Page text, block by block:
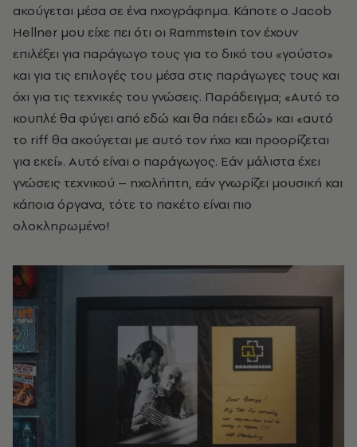
ακούγεται μέσα σε ένα ηχογράφημα. Κάποτε ο Jacob
Hellner μου είχε πει ότι οι Rammstein τον έχουν
επιλέξει για παράγωγο τους για το δικό του «γούστο»
και για τις επιλογές του μέσα στις παράγωγες τους και
όχι για τις τεχνικές του γνώσεις. Παράδειγμα; «Αυτό το
κουπλέ θα φύγει από εδώ και θα πάει εδώ» και «αυτό
το riff θα ακούγεται με αυτό τον ήχο και προορίζεται
για εκεί». Αυτό είναι ο παράγωγος. Εάν μάλιστα έχει
γνώσεις τεχνικού – ηχολήπτη, εάν γνωρίζει μουσική και
κάποια όργανα, τότε το πακέτο είναι πιο
ολοκληρωμένο!